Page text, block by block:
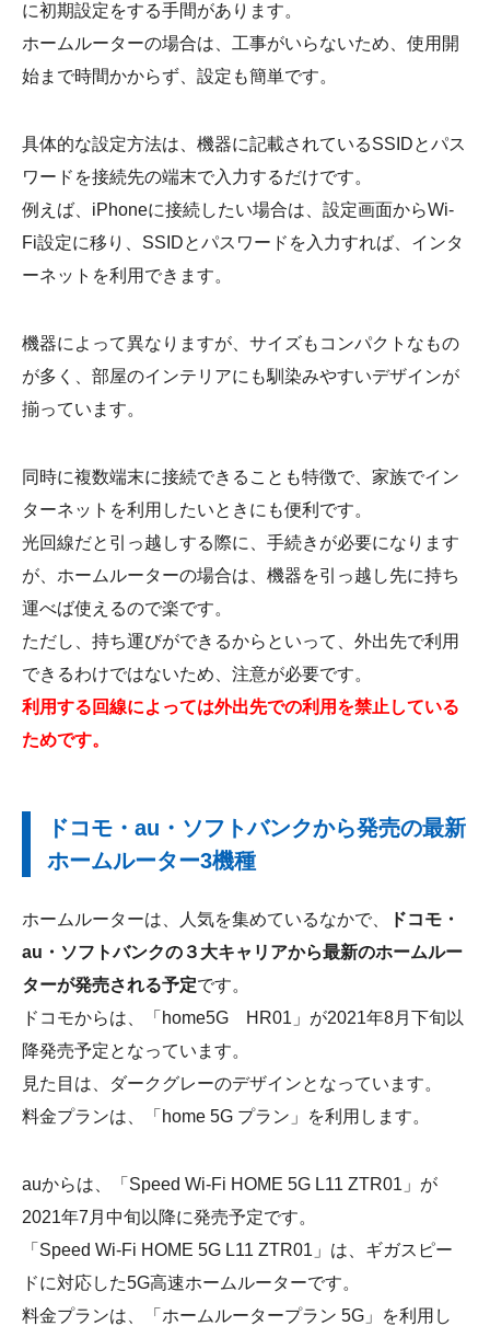
に初期設定をする手間があります。
ホームルーターの場合は、工事がいらないため、使用開
始まで時間かからず、設定も簡単です。
具体的な設定方法は、機器に記載されているSSIDとパス
ワードを接続先の端末で入力するだけです。
例えば、iPhoneに接続したい場合は、設定画面からWi-
Fi設定に移り、SSIDとパスワードを入力すれば、インタ
ーネットを利用できます。
機器によって異なりますが、サイズもコンパクトなもの
が多く、部屋のインテリアにも馴染みやすいデザインが
揃っています。
同時に複数端末に接続できることも特徴で、家族でイン
ターネットを利用したいときにも便利です。
光回線だと引っ越しする際に、手続きが必要になります
が、ホームルーターの場合は、機器を引っ越し先に持ち
運べば使えるので楽です。
ただし、持ち運びができるからといって、外出先で利用
できるわけではないため、注意が必要です。
利用する回線によっては外出先での利用を禁止している
ためです。
ドコモ・au・ソフトバンクから発売の最新
ホームルーター3機種
ホームルーターは、人気を集めているなかで、
ドコモ・
au・ソフトバンクの３大キャリアから最新のホームルー
ターが発売される予定です。
ドコモからは、「home5G HR01」が2021年8月下旬以
降発売予定となっています。
見た目は、ダークグレーのデザインとなっています。
料金プランは、「home 5G プラン」を利用します。
auからは、「Speed Wi-Fi HOME 5G L11 ZTR01」が
2021年7月中旬以降に発売予定です。
「Speed Wi-Fi HOME 5G L11 ZTR01」は、ギガスピー
ドに対応した5G高速ホームルーターです。
料金プランは、「ホームルータープラン 5G」を利用し